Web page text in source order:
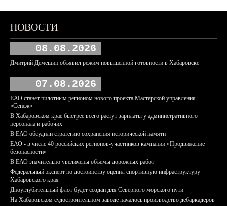
НОВОСТИ
08.08.2026
Дмитрий Демешин объявил режим повышенной готовности в Хабаровске
07.08.2026
ЕАО станет пилотным регионом нового проекта Мастерской управления
«Сенеж»
В Хабаровском крае быстрее всего растут зарплаты у административного
персонала и рабочих
В ЕАО обсудили стратегию сохранения исторической памяти
ЕАО - в числе 40 российских регионов-участников кампании «Продвижение
безопасности»
В ЕАО значительно увеличены объемы дорожных работ
Федеральный эксперт по достоинству оценил спортивную инфраструктуру
Хабаровского края
Дноуглубительный флот будет создан для Северного морского пути
На Хабаровском судостроительном заводе началось производство дебаркадеров